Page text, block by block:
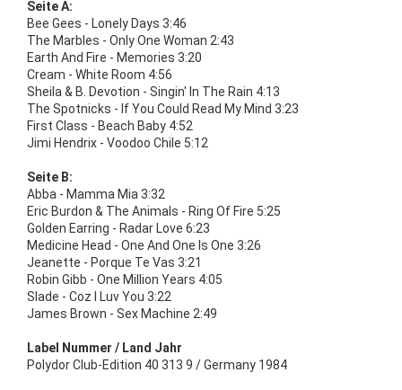
Seite A:
Bee Gees - Lonely Days 3:46
The Marbles - Only One Woman 2:43
Earth And Fire - Memories 3:20
Cream - White Room 4:56
Sheila & B. Devotion - Singin' In The Rain 4:13
The Spotnicks - If You Could Read My Mind 3:23
First Class - Beach Baby 4:52
Jimi Hendrix - Voodoo Chile 5:12
Seite B:
Abba - Mamma Mia 3:32
Eric Burdon & The Animals - Ring Of Fire 5:25
Golden Earring - Radar Love 6:23
Medicine Head - One And One Is One 3:26
Jeanette - Porque Te Vas 3:21
Robin Gibb - One Million Years 4:05
Slade - Coz I Luv You 3:22
James Brown - Sex Machine 2:49
Label Nummer / Land Jahr
Polydor Club-Edition 40 313 9 / Germany 1984